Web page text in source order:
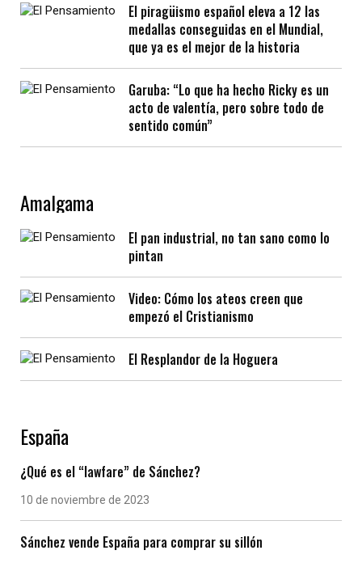
El piragüismo español eleva a 12 las
medallas conseguidas en el Mundial,
que ya es el mejor de la historia
Garuba: “Lo que ha hecho Ricky es un
acto de valentía, pero sobre todo de
sentido común”
Amalgama
El pan industrial, no tan sano como lo
pintan
Video: Cómo los ateos creen que
empezó el Cristianismo
El Resplandor de la Hoguera
España
¿Qué es el “lawfare” de Sánchez?
10 de noviembre de 2023
Sánchez vende España para comprar su sillón